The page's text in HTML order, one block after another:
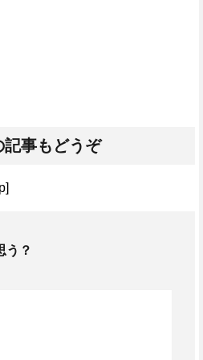
記事もどうぞ
う？